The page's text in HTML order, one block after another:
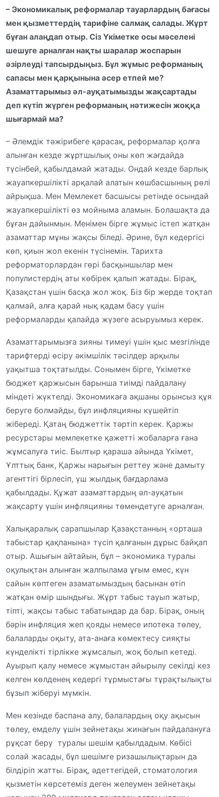
– Экономикалық реформалар тауарлардың бағасы
мен қызметтердің тарифіне салмақ салады. Жұрт
бұған алаңдап отыр. Сіз Үкіметке осы мәселені
шешуге арналған нақты шаралар жоспарын
әзірлеуді тапсырдыңыз. Бұл жұмыс реформаның
сапасы мен қарқынына әсер етпей ме?
Азаматтарымыз әл-ауқатымызды жақсартады
деп күтіп жүрген реформаның нәтижесін жоққа
шығармай ма?
– Әлемдік тәжірибеге қарасақ, реформалар қолға
алынған кезде жұртшылық оны көп жағдайда
түсінбей, қабылдамай жатады. Ондай кезде барлық
жауапкершілікті арқалай алатын көшбасшының рөлі
айрықша. Мен Мемлекет басшысы ретінде осындай
жауапкершілікті өз мойныма аламын. Болашақта да
бұған дайынмын. Менімен бірге жұмыс істеп жатқан
азаматтар мұны жақсы біледі. Әрине, бұл кедергісі
көп, қиын жол екенін түсінемін. Тарихта
реформаторлардан гөрі басқыншылар мен
популистердің аты көбірек қалып жатады. Бірақ,
Қазақстан үшін басқа жол жоқ. Біз бір жерде тоқтап
қалмай, алға қарай нық қадам басу үшін
реформаларды қалайда жүзеге асыруымыз керек.
Азаматтарымызға зияны тимеуі үшін қыс мезгілінде
тарифтерді өсіру әкімшілік тәсілдер арқылы
уақытша тоқтатылды. Сонымен бірге, Үкіметке
бюджет қаржысын барынша тиімді пайдалану
міндеті жүктелді. Экономикаға ақшаны орынсыз құя
беруге болмайды, бұл инфляцияны күшейтіп
жібереді. Қатаң бюджеттік тәртіп керек. Қаржы
ресурстары мемлекетке қажетті жобаларға ғана
жұмсалуға тиіс. Былтыр қараша айында Үкімет,
Ұлттық банк, Қаржы нарығын реттеу және дамыту
агенттігі бірлесіп, үш жылдық бағдарлама
қабылдады. Құжат азаматтардың әл-ауқатын
жақсарту үшін инфляцияны төмендетуге арналған.
Халықаралық сарапшылар Қазақстанның «орташа
табыстар қақпанына» түсіп қалғанын дұрыс байқап
отыр. Ашығын айтайын, бұл – экономика туралы
оқулықтан алынған жалпылама ұғым емес, күн
сайын көптеген азаматымыздың басынан өтіп
жатқан өмір шындығы. Жұрт табыс тауып жатыр,
тіпті, жақсы табыс табатындар да бар. Бірақ, оның
бәрін инфляция жеп қояды немесе ипотека төлеу,
балаларды оқыту, ата-анаға көмектесу сияқты
күнделікті тірлікке жұмсалып, жоқ болып кетеді.
Ауырып қалу немесе жұмыстан айырылу секілді кез
келген көлденең кедергі тұрмыстағы тұрақтылықты
бұзып жіберуі мүмкін.
Мен кезінде баспана алу, балалардың оқу ақысын
төлеу, емделу үшін зейнетақы жинағын пайдалануға
рұқсат беру туралы шешім қабылдадым. Көбісі
солай жасады, бұл шешімге ризашылықтарын да
білдіріп жатты. Бірақ, әдеттегідей, стоматология
қызметін көрсетеміз деген желеумен зейнетақы